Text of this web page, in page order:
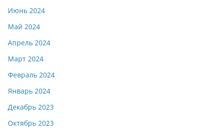
Июнь 2024
Май 2024
Апрель 2024
Март 2024
Февраль 2024
Январь 2024
Декабрь 2023
Октябрь 2023